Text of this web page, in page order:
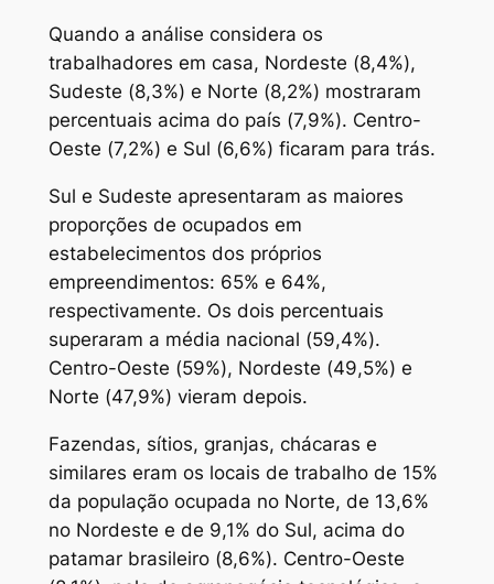
Quando a análise considera os
trabalhadores em casa, Nordeste (8,4%),
Sudeste (8,3%) e Norte (8,2%) mostraram
percentuais acima do país (7,9%). Centro-
Oeste (7,2%) e Sul (6,6%) ficaram para trás.
Sul e Sudeste apresentaram as maiores
proporções de ocupados em
estabelecimentos dos próprios
empreendimentos: 65% e 64%,
respectivamente. Os dois percentuais
superaram a média nacional (59,4%).
Centro-Oeste (59%), Nordeste (49,5%) e
Norte (47,9%) vieram depois.
Fazendas, sítios, granjas, chácaras e
similares eram os locais de trabalho de 15%
da população ocupada no Norte, de 13,6%
no Nordeste e de 9,1% do Sul, acima do
patamar brasileiro (8,6%). Centro-Oeste